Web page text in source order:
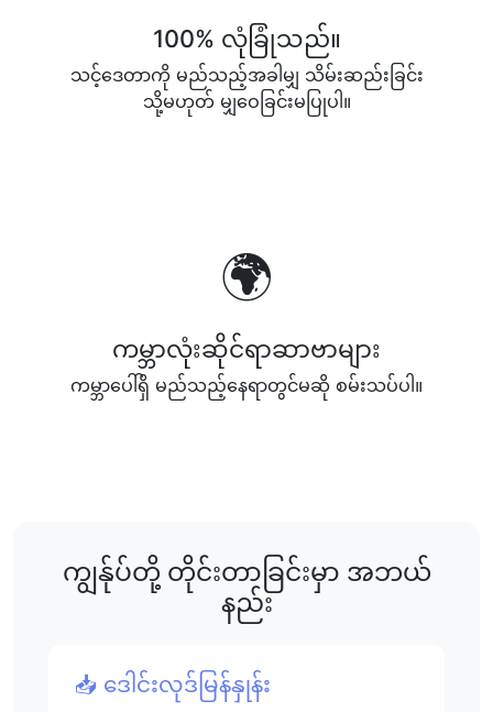
100% လုံခြုံသည်။
သင့်ဒေတာကို မည်သည့်အခါမျှ သိမ်းဆည်းခြင်း
သို့မဟုတ် မျှဝေခြင်းမပြုပါ။
🌍
ကမ္ဘာလုံးဆိုင်ရာဆာဗာများ
ကမ္ဘာပေါ်ရှိ မည်သည့်နေရာတွင်မဆို စမ်းသပ်ပါ။
ကျွန်ုပ်တို့ တိုင်းတာခြင်းမှာ အဘယ်
နည်း
📥 ဒေါင်းလုဒ်မြန်နှုန်း